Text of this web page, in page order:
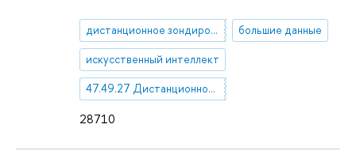
28710
дистанционное зондирование Земли большие данные
искусственный интеллект
47.49.27 Дистанционное зондирование